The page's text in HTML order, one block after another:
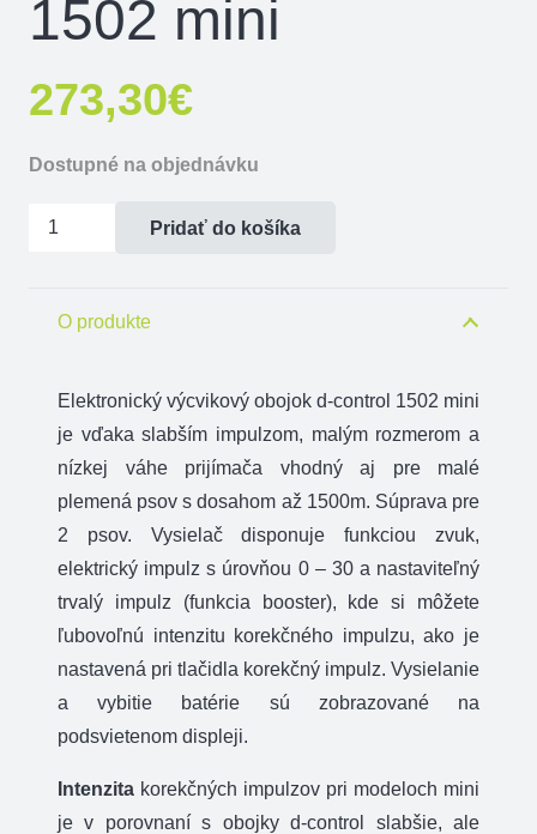
1502 mini
273,30€
Dostupné na objednávku
množstvo
obojok
Pridať do košíka
O produkte
Elektronický výcvikový obojok d-control 1502 mini
je vďaka slabším impulzom, malým rozmerom a
nízkej váhe prijímača vhodný aj pre malé
plemená psov s dosahom až 1500m. Súprava pre
2 psov. Vysielač disponuje funkciou zvuk,
elektrický impulz s úrovňou 0 – 30 a nastaviteľný
trvalý impulz (funkcia booster), kde si môžete
ľubovoľnú intenzitu korekčného impulzu, ako je
nastavená pri tlačidla korekčný impulz. Vysielanie
a vybitie batérie sú zobrazované na
podsvietenom displeji.
Intenzita korekčných impulzov pri modeloch mini
je v porovnaní s obojky d-control slabšie, ale